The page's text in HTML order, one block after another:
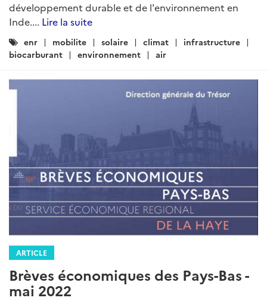
développement durable et de l'environnement en
Inde.... Lire la suite
Catégories
:
enr mobilite solaire climat
infrastructure
biocarburant
environnement air
ARTICLE
Brèves économiques des Pays-Bas -
mai 2022